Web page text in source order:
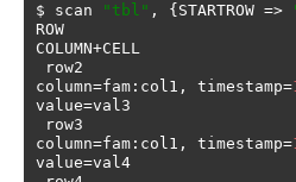
$ scan "tbl" , { STARTROW =>
ROW
COLUMN+CELL
column=fam : col1 , timestamp=
value=val3
column=fam : col1 , timestamp=
value=val4